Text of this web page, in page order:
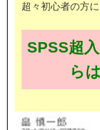
超々初心者の方
SPSS超
ら